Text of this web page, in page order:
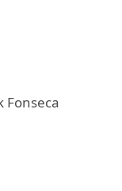
Fonseca